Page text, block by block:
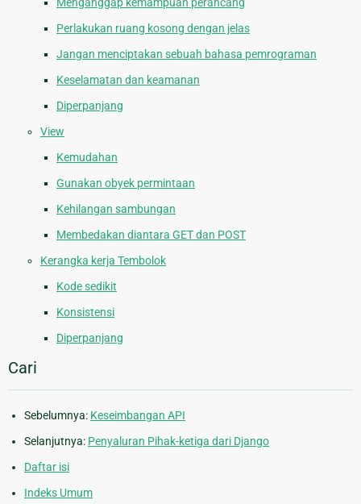
Menganggap kemampuan perancang
Perlakukan ruang kosong dengan jelas
Jangan menciptakan sebuah bahasa pemrograman
Keselamatan dan keamanan
Diperpanjang
View
Kemudahan
Gunakan obyek permintaan
Kehilangan sambungan
Membedakan diantara GET dan POST
Kerangka kerja Tembolok
Kode sedikit
Konsistensi
Diperpanjang
Cari
Sebelumnya: Keseimbangan API
Selanjutnya: Penyaluran Pihak-ketiga dari Django
Daftar isi
Indeks Umum